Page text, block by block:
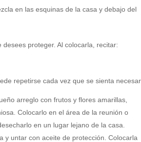
en las esquinas de la casa y debajo del
proteger. Al colocarla, recitar:
repetirse cada vez que se sienta
arreglo con frutos y flores amarillas,
Colocarlo en el área de la reunión o
en un lugar lejano de la casa.
y untar con aceite de protección. Colocarla